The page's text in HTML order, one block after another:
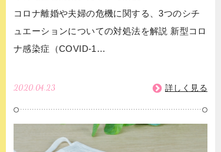
コロナ離婚や夫婦の危機に関する、3つのシチ
ュエーションについての対処法を解説 新型コロ
ナ感染症（COVID-1…
2020.04.23 詳しく見る